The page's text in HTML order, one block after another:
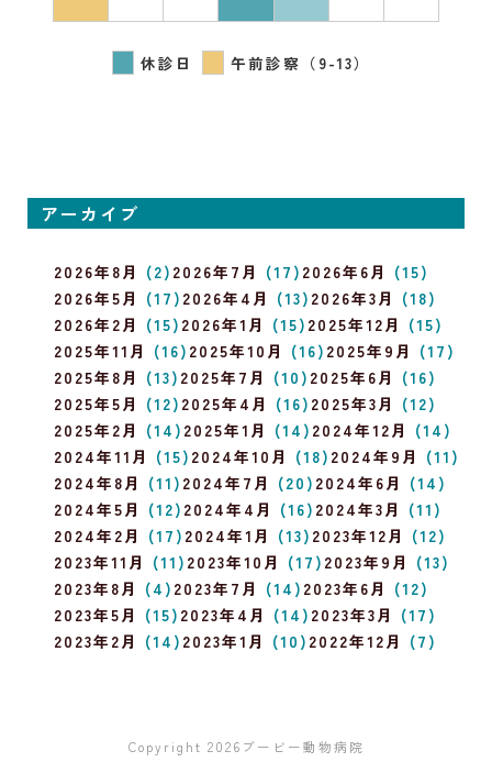
休診日 午前診察（9-13）
アーカイブ
2026年8月 (2) 2026年7月 (17) 2026年6月 (15)
2026年5月 (17) 2026年4月 (13) 2026年3月 (18)
2026年2月 (15) 2026年1月 (15) 2025年12月 (15)
2025年11月 (16) 2025年10月 (16) 2025年9月 (17)
2025年8月 (13) 2025年7月 (10) 2025年6月 (16)
2025年5月 (12) 2025年4月 (16) 2025年3月 (12)
2025年2月 (14) 2025年1月 (14) 2024年12月 (14)
2024年11月 (15) 2024年10月 (18) 2024年9月 (11)
2024年8月 (11) 2024年7月 (20) 2024年6月 (14)
2024年5月 (12) 2024年4月 (16) 2024年3月 (11)
2024年2月 (17) 2024年1月 (13) 2023年12月 (12)
2023年11月 (11) 2023年10月 (17) 2023年9月 (13)
2023年8月 (4) 2023年7月 (14) 2023年6月 (12)
2023年5月 (15) 2023年4月 (14) 2023年3月 (17)
2023年2月 (14) 2023年1月 (10) 2022年12月 (7)
Copyright 2026 ブービー動物病院